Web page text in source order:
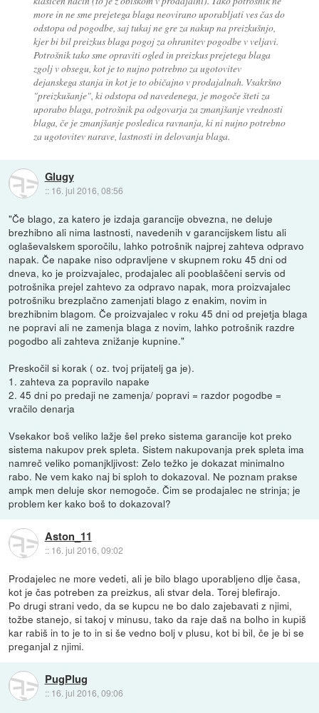
more in ne sme prejetega blaga neovirano uporabljati ves čas do
odstopa od pogodbe, saj tukaj ne gre za nakup na preizkušnjo,
kjer bi bil preizkus blaga pogoj za ohranitev pogodbe v veljavi.
Potrošnik tako sme opraviti ogled in preizkus prejetega blaga
zgolj v obsegu, kot je to nujno potrebno za ugotovitev
dejanskega stanja in kot je to običajno v prodajalnah. Vsakršno
"preizkušanje", ki odstopa od navedenega, je mogoče šteti za
uporabo blaga, potrošnik pa odgovarja za zmanjšanje vrednosti
blaga, če je zmanjšanje posledica ravnanja, ki ni nujno potrebno
za ugotovitev narave, lastnosti in delovanja blaga.
Glugy
:: 16. jul 2016, 08:56
"Če blago, za katero je izdaja garancije obvezna, ne deluje
brezhibno ali nima lastnosti, navedenih v garancijskem listu ali
oglaševalskem sporočilu, lahko potrošnik najprej zahteva odpravo
napak. Če napake niso odpravljene v skupnem roku 45 dni od
dneva, ko je proizvajalec, prodajalec ali pooblaščeni servis od
potrošnika prejel zahtevo za odpravo napak, mora proizvajalec
potrošniku brezplačno zamenjati blago z enakim, novim in
brezhibnim blagom. Če proizvajalec v roku 45 dni od prejetja blaga
ne popravi ali ne zamenja blaga z novim, lahko potrošnik razdre
pogodbo ali zahteva znižanje kupnine."
Preskočil si korak ( oz. tvoj prijatelj ga je).
1. zahteva za popravilo napake
2. 45 dni po predaji ne zamenja/ popravi = razdor pogodbe =
vračilo denarja
Vsekakor boš veliko lažje šel preko sistema garancije kot preko
sistema nakupov prek spleta. Sistem nakupovanja prek spleta ima
namreč veliko pomanjkljivost: Zelo težko je dokazat minimalno
rabo. Ne vem kako naj bi sploh to dokazoval. Ne poznam prakse
ampk men deluje skor nemogoče. Čim se prodajalec ne strinja; je
problem ker kako boš to dokazoval?
Aston_11
:: 16. jul 2016, 09:02
Prodajelec ne more vedeti, ali je bilo blago uporabljeno dlje časa,
kot je čas potreben za preizkus, ali stvar dela. Torej blefirajo.
Po drugi strani vedo, da se kupcu ne bo dalo zajebavati z njimi,
tožbe stanejo, si takoj v minusu, tako da raje daš na bolho in kupiš
kar rabiš in to je to in si še vedno bolj v plusu, kot bi bil, če je bi se
preganjal z njimi.
PugPlug
:: 16. jul 2016, 09:06